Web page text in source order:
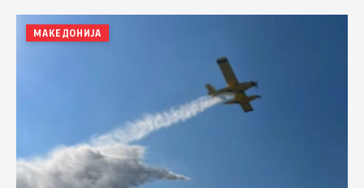
МАКЕДОНИЈА